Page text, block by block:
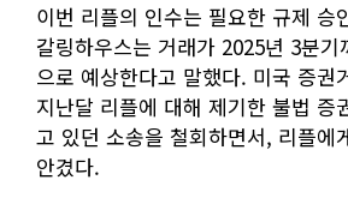
이번 리플의 인수는 필요한 규제 승
갈링하우스는 거래가 2025년 3분기
으로 예상한다고 말했다. 미국 증권
지난달 리플에 대해 제기한 불법 증
고 있던 소송을 철회하면서, 리플에
안겼다.